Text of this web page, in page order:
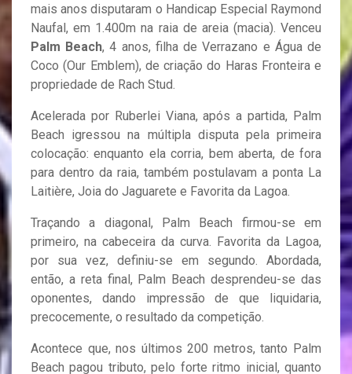
mais anos disputaram o Handicap Especial Raymond
Naufal, em 1.400m na raia de areia (macia). Venceu
Palm Beach, 4 anos, filha de Verrazano e Água de
Coco (Our Emblem), de criação do Haras Fronteira e
propriedade de Rach Stud.
Acelerada por Ruberlei Viana, após a partida, Palm
Beach igressou na múltipla disputa pela primeira
colocação: enquanto ela corria, bem aberta, de fora
para dentro da raia, também postulavam a ponta La
Laitière, Joia do Jaguarete e Favorita da Lagoa.
Traçando a diagonal, Palm Beach firmou-se em
primeiro, na cabeceira da curva. Favorita da Lagoa,
por sua vez, definiu-se em segundo. Abordada,
então, a reta final, Palm Beach desprendeu-se das
oponentes, dando impressão de que liquidaria,
precocemente, o resultado da competição.
Acontece que, nos últimos 200 metros, tanto Palm
Beach pagou tributo, pelo forte ritmo inicial, quanto